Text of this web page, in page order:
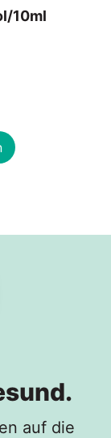
10ml
auf die